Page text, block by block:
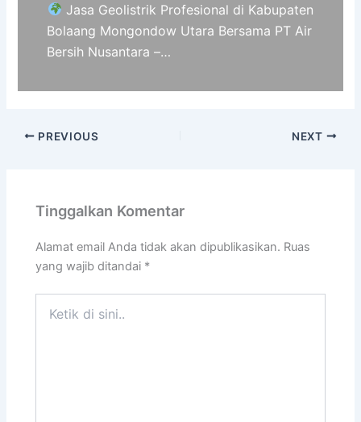
Jasa Geolistrik Profesional di Kabupaten
Bolaang Mongondow Utara Bersama PT Air
Bersih Nusantara –…
PREVIOUS NEXT
Tinggalkan Komentar
Alamat email Anda tidak akan dipublikasikan. Ruas
yang wajib ditandai *